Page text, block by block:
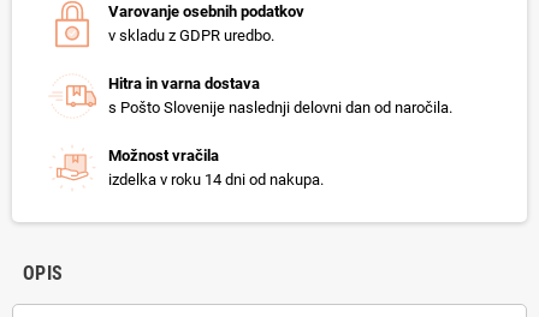
Varovanje osebnih podatkov
v skladu z GDPR uredbo.
Hitra in varna dostava
s Pošto Slovenije naslednji delovni dan od naročila.
Možnost vračila
izdelka v roku 14 dni od nakupa.
OPIS